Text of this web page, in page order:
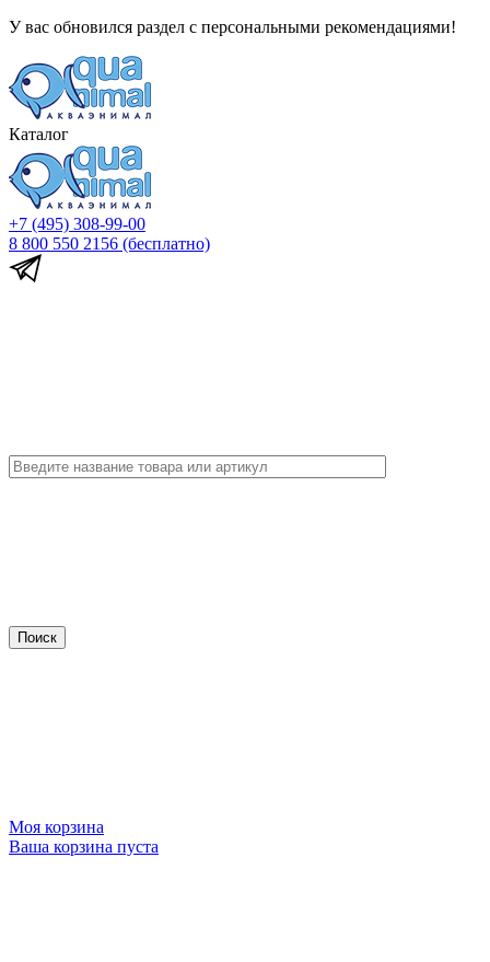
У вас обновился раздел с персональными рекомендациями!
Каталог
+7 (495) 308-99-00
8 800 550 2156 (бесплатно)
Моя корзина
Ваша корзина пуста